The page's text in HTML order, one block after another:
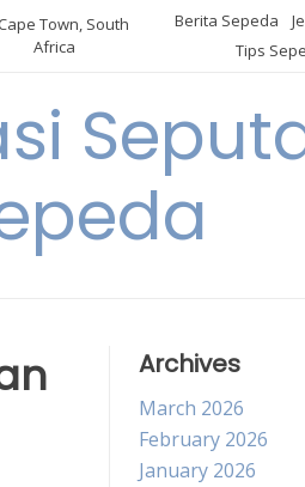
Cape Town, South
Africa
Berita Sepeda
Tips
Archives
March 2026
February 2026
January 2026